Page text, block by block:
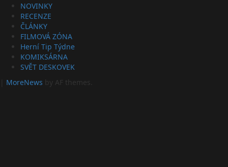
NOVINKY
RECENZE
ČLÁNKY
FILMOVÁ ZÓNA
Herní Tip Týdne
KOMIKSÁRNA
SVĚT DESKOVEK
MoreNews by AF themes.